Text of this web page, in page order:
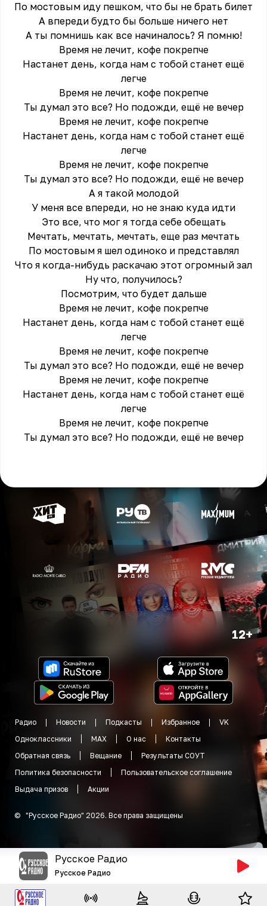
По мостовым иду пешком, что бы не брать билет
А впереди будто бы больше ничего нет
А ты помнишь как все начиналось? Я помню!
Время не лечит, кофе покрепче
Настанет день, когда нам с тобой станет ещё
легче
Время не лечит, кофе покрепче
Ты думал это все? Но подожди, ещё не вечер
Время не лечит, кофе покрепче
Настанет день, когда нам с тобой станет ещё
легче
Время не лечит, кофе покрепче
Ты думал это все? Но подожди, ещё не вечер
А я такой молодой
У меня все впереди, но не знаю куда идти
Это все, что мог я тогда себе обещать
Мечтать, мечтать, мечтать, еще раз мечтать
По мостовым я шел одиноко и представлял
Что я когда-нибудь раскачаю этот огромный зал
Ну что, получилось?
Посмотрим, что будет дальше
Время не лечит, кофе покрепче
Настанет день, когда нам с тобой станет ещё
легче
Время не лечит, кофе покрепче
Ты думал это все? Но подожди, ещё не вечер
Время не лечит, кофе покрепче
Настанет день, когда нам с тобой станет ещё
легче
Время не лечит, кофе покрепче
Ты думал это все? Но подожди, ещё не вечер
12+
Радио Новости Подкасты Избранное
VK
Одноклассники
MAX О нас
Контакты
Обратная связь
Вещание
Результаты СОУТ
Политика безопасности
Пользовательское соглашение
Выдача призов
Акции
© "Русское Радио" 2026. Все права защищены
Русское Радио
Русское Радио